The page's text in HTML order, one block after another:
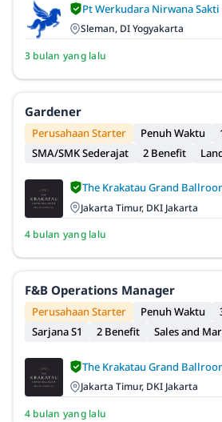
Pt Werkudara Nirwana Sakti
Sleman, DI Yogyakarta
3 bulan yang lalu
Gardener
Perusahaan Starter
Penuh Waktu
SMA/SMK Sederajat
2 Benefit
The Krakatau Grand
Jakarta Timur, DKI Jakarta
4 bulan yang lalu
F&B Operations Manager
Perusahaan Starter
Penuh Waktu
Sarjana S1
2 Benefit Sales and
The Krakatau Grand
Jakarta Timur, DKI Jakarta
4 bulan yang lalu